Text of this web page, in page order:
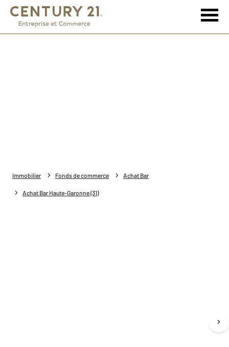
Immobilier Fonds de commerce Achat Bar
Achat Bar Haute-Garonne (31)